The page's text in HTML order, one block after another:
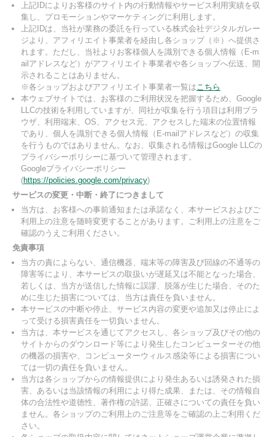
上記IDによりお客様のサイト内の行動情報やサービス利用実績を収
集し、プロモーションやマーケティングに利用します。
上記IDは、当社が業務の委託を行っている株式会社デジタルガレー
ジより、アフィリエイト事業者を経由し各ショップ（※）へ提供さ
れます。ただし、当社よりお客様個人を識別できる個人情報（E-m
ailアドレスなど）がアフィリエイト事業者や各ショップへ伝送、開
示されることはありません。
※各ショップおよびアフィリエイト事業者一覧はこちら
本ウェブサイトでは、お客様のご利用状況を把握するため、Google
LLCの技術を利用していますが、同社が収集を行う項目は利用ブラ
ウザ、利用端末、OS、アクセス元、アクセスした端末の位置情報
であり、個人を識別できる個人情報（E-mailアドレスなど）の収集
を行うものではありません。なお、収集される情報はGoogle LLCの
プライバシーポリシーに基づいて管理されます。
Googleプライバシーポリシー
(https://policies.google.com/privacy)
サービスの変更・中断・終了につきまして
当方は、お客様への事前通知または承諾なく、本サービスおよびご
利用上の注意を随時変更することがあります。ご利用上の注意をご
確認のうえご利用ください。
免責事項
当方の責によらない、通信機器、端末等の障害及び回線の不通等の
障害等により、本サービスの取扱いが遅延又は不能となった場合、
若しくは、当方が送信した情報に誤謬、脱落が生じた場合、そのた
めに生じた損害については、当方は責任を負いません。
本サービスの中断や停止、サービス内容の変更や追加又は停止によ
って受ける損害責任を一切負いません。
当方は、本サービスを通じてアクセスし、各ショップ及びその他の
サイトからのダウンロード等により発生したコンピューターその他
の機器の損害や、コンピューターウィルス感染等による損害につい
ては一切の責任を負いません。
当方は各ショップからの情報提供により発生あるいは誘発された損
害、あるいは当該情報の利用により得た成果、または、その情報自
体の合法性や道徳性、著作権の許諾、正確さについての責任を負い
ません。各ショップのご利用上のご注意等をご確認の上ご利用くだ
さい。